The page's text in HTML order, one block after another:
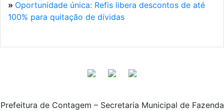
» Oportunidade única: Refis libera descontos de até
100% para quitação de dívidas
Prefeitura de Contagem – Secretaria Municipal de Fazenda